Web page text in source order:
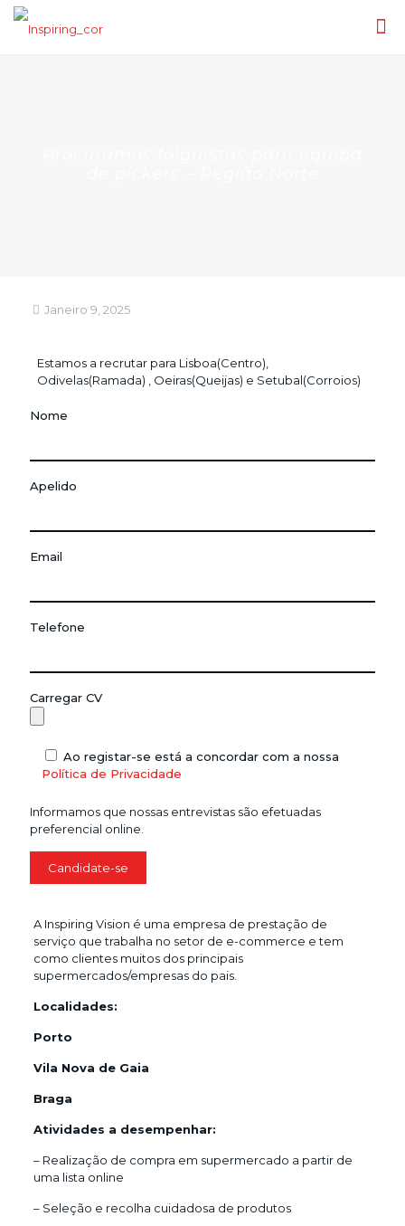
Janeiro 9, 2025
Estamos a recrutar para Lisboa(Centro),
Odivelas(Ramada) , Oeiras(Queijas) e Setubal(Corroios)
Nome
Apelido
Email
Telefone
Carregar CV
Ao registar-se está a concordar com a nossa
Política de Privacidade
Informamos que nossas entrevistas são efetuadas
preferencial online.
A Inspiring Vision é uma empresa de prestação de
serviço que trabalha no setor de e-commerce e tem
como clientes muitos dos principais
supermercados/empresas do pais.
Localidades:
Porto
Vila Nova de Gaia
Braga
Atividades a desempenhar:
– Realização de compra em supermercado a partir de
uma lista online
– Seleção e recolha cuidadosa de produtos